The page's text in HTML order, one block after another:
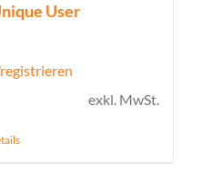
User
exkl. MwSt.